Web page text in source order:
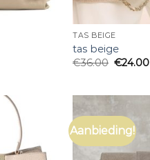
TAS BEIGE
tas beige
€36.00 €24.00
Aanbieding!